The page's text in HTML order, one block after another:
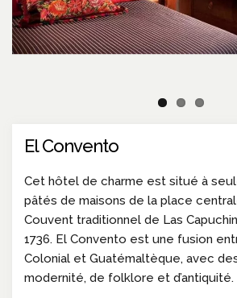
El Convento
Cet hôtel de charme est situé à
pâtés de maisons de la place
Couvent traditionnel de Las
1736. El Convento est une fusion
Colonial et Guatémaltèque, avec
modernité, de folklore et d’antiquité.